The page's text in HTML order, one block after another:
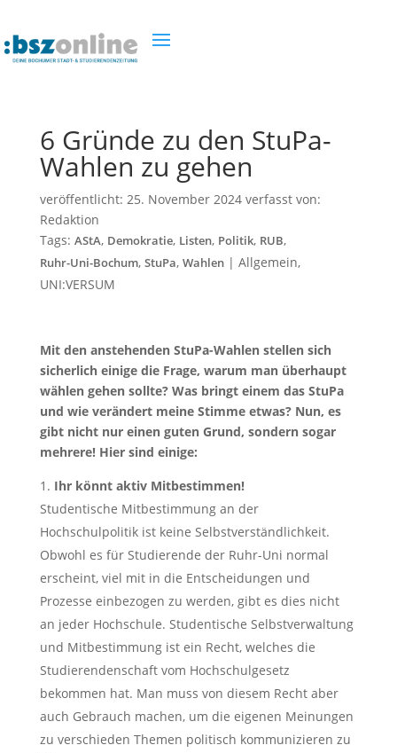
6 Gründe zu den StuPa-
Wahlen zu gehen
veröffentlicht: 25. November 2024verfasst von:
Redaktion
Tags: AStA, Demokratie, Listen, Politik, RUB,
Ruhr-Uni-Bochum, StuPa, Wahlen| Allgemein,
UNI:VERSUM
Mit den anstehenden StuPa-Wahlen stellen sich
sicherlich einige die Frage, warum man überhaupt
wählen gehen sollte? Was bringt einem das StuPa
und wie verändert meine Stimme etwas? Nun, es
gibt nicht nur einen guten Grund, sondern sogar
mehrere! Hier sind einige:
Ihr könnt aktiv Mitbestimmen!
Studentische Mitbestimmung an der
Hochschulpolitik ist keine Selbstverständlichkeit.
Obwohl es für Studierende der Ruhr-Uni normal
erscheint, viel mit in die Entscheidungen und
Prozesse einbezogen zu werden, gibt es dies nicht
an jeder Hochschule. Studentische Selbstverwaltung
und Mitbestimmung ist ein Recht, welches die
Studierendenschaft vom Hochschulgesetz
bekommen hat. Man muss von diesem Recht aber
auch Gebrauch machen, um die eigenen Meinungen
zu verschieden Themen politisch kommunizieren zu